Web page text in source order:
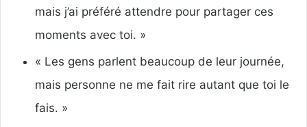
mais j’ai préféré attendre pour partager ces
moments avec toi. »
« Les gens parlent beaucoup de leur journée,
mais personne ne me fait rire autant que toi le
fais. »